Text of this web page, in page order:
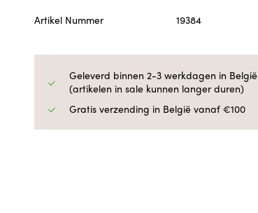
Artikel Nummer
19384
Geleverd binnen 2-3 werkdagen in België
(artikelen in sale kunnen langer duren)
Gratis verzending in België vanaf €100